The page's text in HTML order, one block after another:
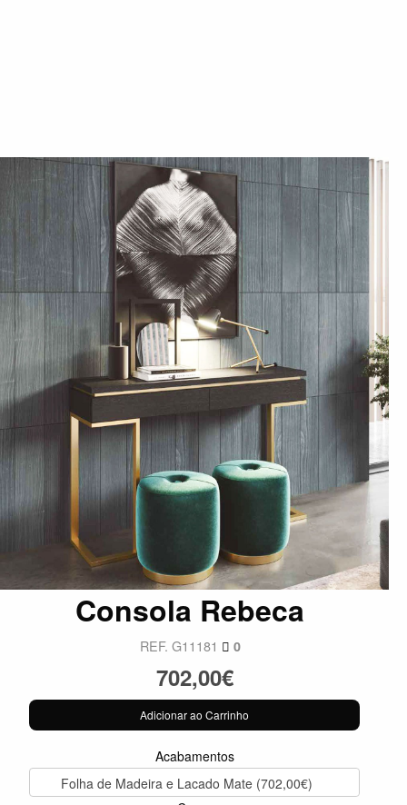
Consola Rebeca
REF. G11181 0
702,00€
Adicionar ao Carrinho
Acabamentos
Folha de Madeira e Lacado Mate (702,00€)